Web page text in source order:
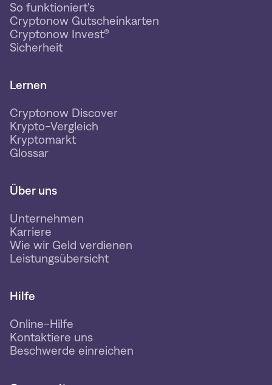
So funktioniert's
Cryptonow Gutscheinkarten
Cryptonow Invest®
Sicherheit
Lernen
Cryptonow Discover
Krypto-Vergleich
Kryptomarkt
Glossar
Über uns
Unternehmen
Karriere
Wie wir Geld verdienen
Leistungsübersicht
Hilfe
Online-Hilfe
Kontaktiere uns
Beschwerde einreichen